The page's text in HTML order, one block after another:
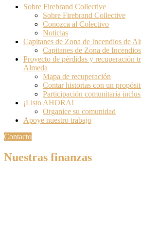
Sobre Firebrand Collective
Sobre Firebrand Collective
Conozca al Colectivo
Noticias
Capitanes de Zona de Incendios de
Capitanes de Zona de
Proyecto de pérdidas y recuperación
Almeda
Mapa de recuperación
Contar historias con un
Participación comunitaria
¡Listo AHORA!
Organice su comunidad
Apoye nuestro trabajo
Contacto
Nuestras finanzas